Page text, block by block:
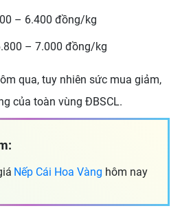
– 6.400 đồng/kg
– 7.000 đồng/kg
qua, tuy nhiên sức mua giảm,
của toàn vùng ĐBSCL.
Nếp Cái Hoa Vàng hôm nay